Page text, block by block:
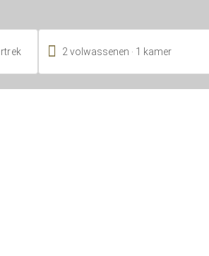
 2 volwassenen 1 kamer